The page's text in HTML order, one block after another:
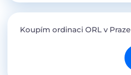
Koupím ordinaci ORL v Praze